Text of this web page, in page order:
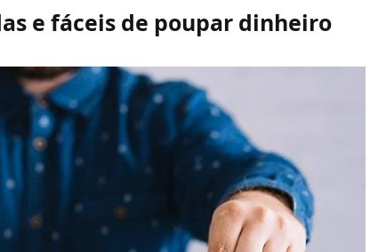
e fáceis de poupar dinheiro